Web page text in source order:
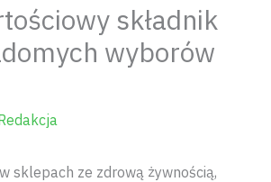
składnik
wyborów
sklepach ze zdrową żywnością,